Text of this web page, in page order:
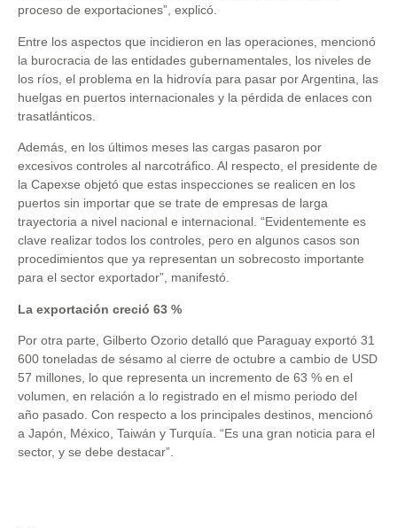
proceso de exportaciones”, explicó.
Entre los aspectos que incidieron en las operaciones, mencionó
la burocracia de las entidades gubernamentales, los niveles de
los ríos, el problema en la hidrovía para pasar por Argentina, las
huelgas en puertos internacionales y la pérdida de enlaces con
trasatlánticos.
Además, en los últimos meses las cargas pasaron por
excesivos controles al narcotráfico. Al respecto, el presidente de
la Capexse objetó que estas inspecciones se realicen en los
puertos sin importar que se trate de empresas de larga
trayectoria a nivel nacional e internacional. “Evidentemente es
clave realizar todos los controles, pero en algunos casos son
procedimientos que ya representan un sobrecosto importante
para el sector exportador”, manifestó.
La exportación creció 63 %
Por otra parte, Gilberto Ozorio detalló que Paraguay exportó 31
600 toneladas de sésamo al cierre de octubre a cambio de USD
57 millones, lo que representa un incremento de 63 % en el
volumen, en relación a lo registrado en el mismo periodo del
año pasado. Con respecto a los principales destinos, mencionó
a Japón, México, Taiwán y Turquía. “Es una gran noticia para el
sector, y se debe destacar”.